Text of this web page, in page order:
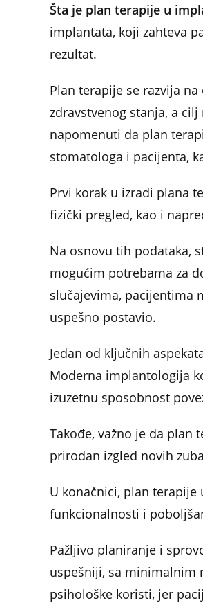
Šta je plan terapije u
implantata, koji zahteva
rezultat.
Plan terapije se razvija
zdravstvenog stanja, a
napomenuti da plan
stomatologa i pacijenta,
Prvi korak u izradi plana
fizički pregled, kao i
Na osnovu tih podataka,
mogućim potrebama za
slučajevima, pacijentima
uspešno postavio.
Jedan od ključnih
Moderna implantologija
izuzetnu sposobnost
Takođe, važno je da plan
prirodan izgled novih
U konačnici, plan
funkcionalnosti i
Pažljivo planiranje i
uspešniji, sa minimalnim
psihološke koristi, jer